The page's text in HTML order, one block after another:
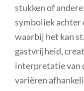
stukken of
symboliek achter
waarbij het kan
gastvrijheid,
interpretatie van
variëren